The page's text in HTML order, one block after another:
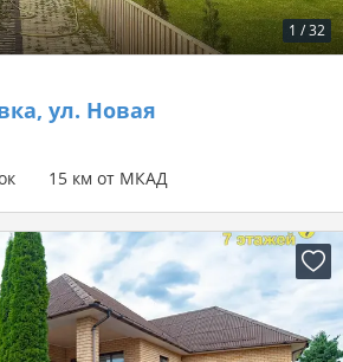
1 / 16
11.75 км от МКАД